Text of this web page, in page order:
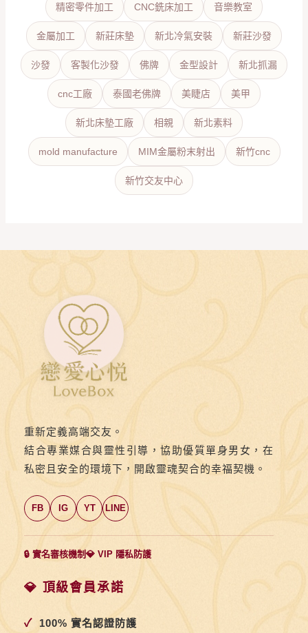
精密零件加工 CNC銑床加工 音樂教室
金屬加工 新莊床墊 新北冷氣安裝 新莊沙發
沙發 客製化沙發 佛牌 金型設計 新北抓漏
cnc工廠 泰國老佛牌 美睫店 美甲
新北床墊工廠 相親 新北素料
mold manufacture MIM金屬粉末射出 新竹cnc
新竹交友中心
重新定義高端交友。
結合專業媒合與靈性引導，協助優質單身男女，在
私密且安全的環境下，開啟靈魂契合的幸福契機。
FB IG YT LINE
🔒 實名審核機制💎 VIP 隱私防護
💎 頂級會員承諾
✓ 100% 實名認證防護